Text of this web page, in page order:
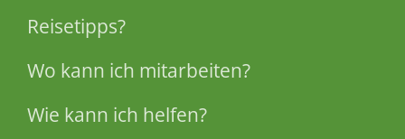
Reisetipps?
Wo kann ich mitarbeiten?
Wie kann ich helfen?